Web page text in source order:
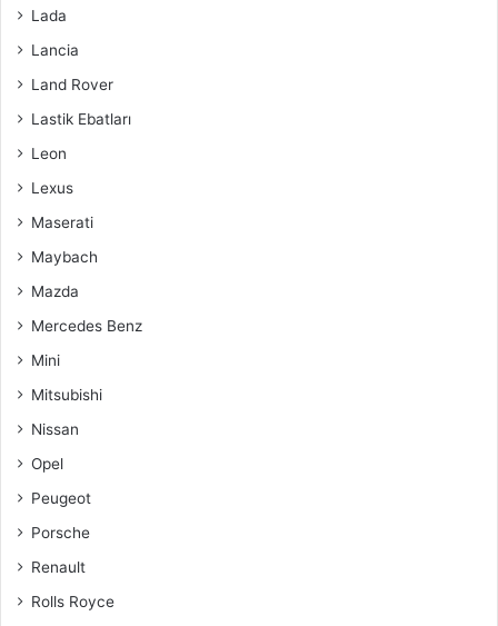
Lada
Lancia
Land Rover
Lastik Ebatları
Leon
Lexus
Maserati
Maybach
Mazda
Mercedes Benz
Mini
Mitsubishi
Nissan
Opel
Peugeot
Porsche
Renault
Rolls Royce